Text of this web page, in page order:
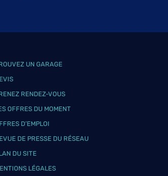
UN GARAGE
RENDEZ-VOUS
OFFRES DU MOMENT
D’EMPLOI
DE PRESSE DU RÉSEAU
DU SITE
LÉGALES